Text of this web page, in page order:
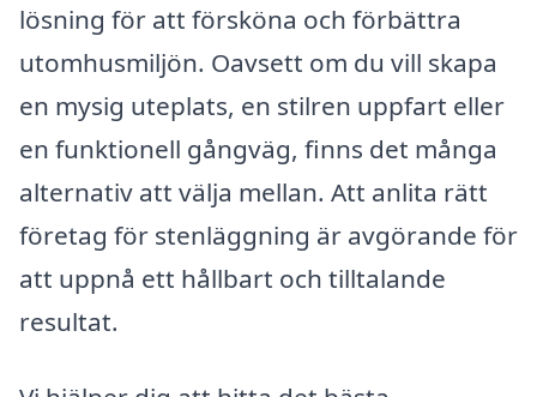
lösning för att försköna och förbättra
utomhusmiljön. Oavsett om du vill skapa
en mysig uteplats, en stilren uppfart eller
en funktionell gångväg, finns det många
alternativ att välja mellan. Att anlita rätt
företag för stenläggning är avgörande för
att uppnå ett hållbart och tilltalande
resultat.